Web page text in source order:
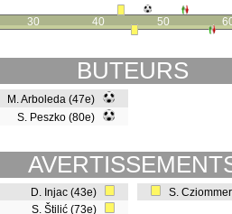
30 40 50
BUTEURS
M. Arboleda (47e)
S. Peszko (80e)
D. Injac (43e)
S. Štilić (73e)
S.